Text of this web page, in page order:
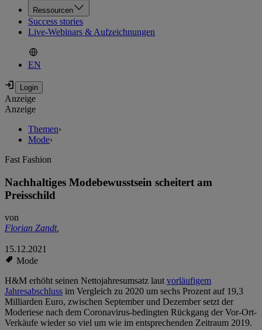
Ressourcen
Success stories
Live-Webinars & Aufzeichnungen
EN
Anzeige
Anzeige
Themen›
Mode›
Fast Fashion
Nachhaltiges Modebewusstsein scheitert am
Preisschild
von
Florian Zandt,
15.12.2021
Mode
H&M erhöht seinen Nettojahresumsatz lautvorläufigem
Jahresabschluss im Vergleich zu 2020 um sechs Prozent auf 19,3
Milliarden Euro, zwischen September und Dezember setzt der
Moderiese nach dem Coronavirus-bedingten Rückgang der Vor-Ort-
Verkäufe wieder so viel um wie im entsprechenden Zeitraum 2019.